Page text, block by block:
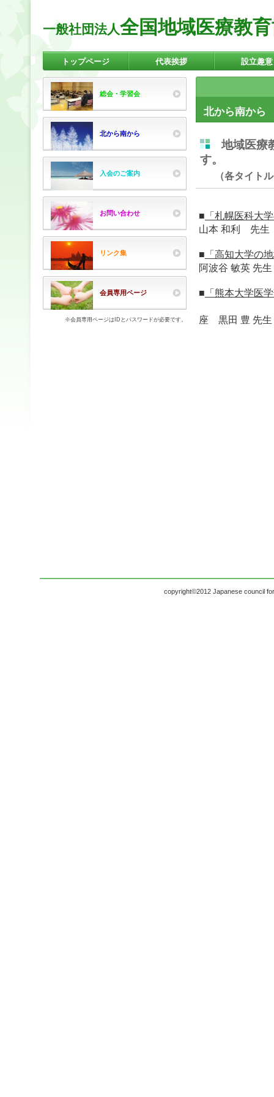
一般社団法人全国地域医療教
北から南から
地域医療
す。
（各タイト
■ 「札幌医科大
山本 和利 先生
■ 「高知大学の
阿波谷 敏英 先生
■ 「熊本大学医
座 黒田 豊 先生
トップページ 代表挨拶 設立趣意
総会・学習会
北から南から
入会のご案内
お問い合わせ
リンク集
会員専用ページ
※会員専用ページはIDとパスワードが必要です。
copyright©2012 Japanese council